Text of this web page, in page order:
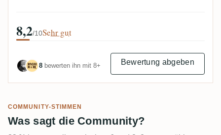
8,2/10Sehr gut
8 bewerten ihn mit 8+ Bewertung abgeben
COMMUNITY-STIMMEN
Was sagt die Community?